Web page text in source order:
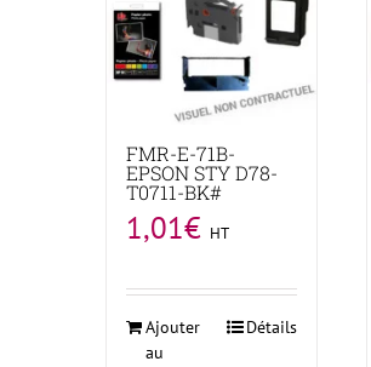
FMR-E-71B-
EPSON STY D78-
T0711-BK#
1,01€ HT
Ajouter
au
Détails